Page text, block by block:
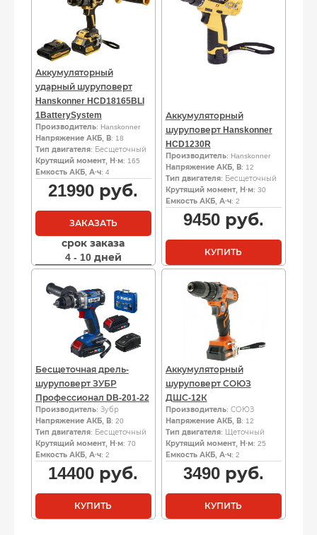
Аккумуляторный
ударный шуруповерт
Hanskonner HCD18165BLI
1BatterySystem
Производитель: Hanskonner
Напряжение АКБ, В: 18
Тип двигателя: Бесщеточный
Крутящий момент, Н·м: 165
Емкость АКБ, А·ч: 4
21990 руб.
ЗАКАЗАТЬ
срок заказа
4 - 10 дней
Аккумуляторный
шуруповерт Hanskonner
HCD1230R
Производитель: Hanskonner
Напряжение АКБ, В: 12
Тип двигателя: Бесщеточный
Крутящий момент, Н·м: 30
Емкость АКБ, А·ч: 2
9450руб.
КУПИТЬ
Бесщеточная дрель-
шуруповерт ЗУБР
Профессионал DB-201-22
Производитель: Зубр
Напряжение АКБ, В: 20
Тип двигателя: Бесщеточный
Крутящий момент, Н·м: 70
Емкость АКБ, А·ч: 2
14400 руб.
КУПИТЬ
Аккумуляторный
шуруповерт СОЮЗ
ДШС-12К
Производитель: СОЮЗ
Напряжение АКБ, В: 12
Тип двигателя: Щеточный
Крутящий момент, Н·м: 25
Емкость АКБ, А·ч: 2
3490руб.
КУПИТЬ